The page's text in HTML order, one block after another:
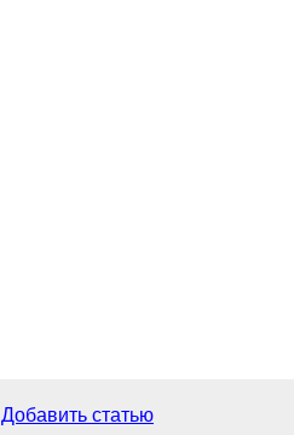
Добавить статью